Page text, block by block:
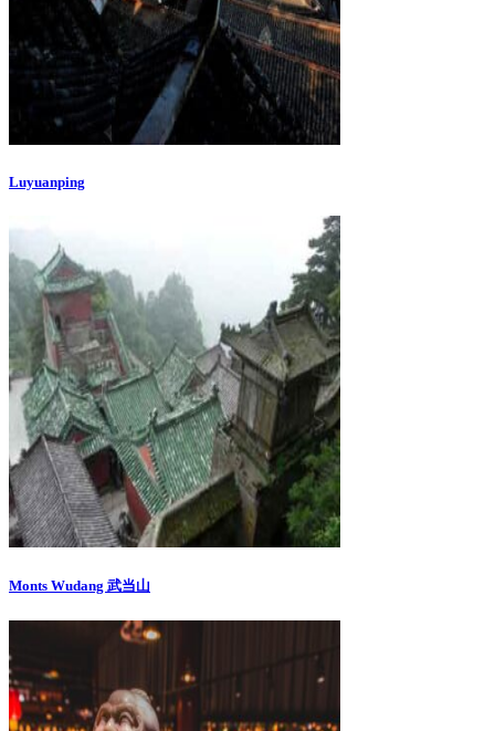
Luyuanping
Monts Wudang 武当山